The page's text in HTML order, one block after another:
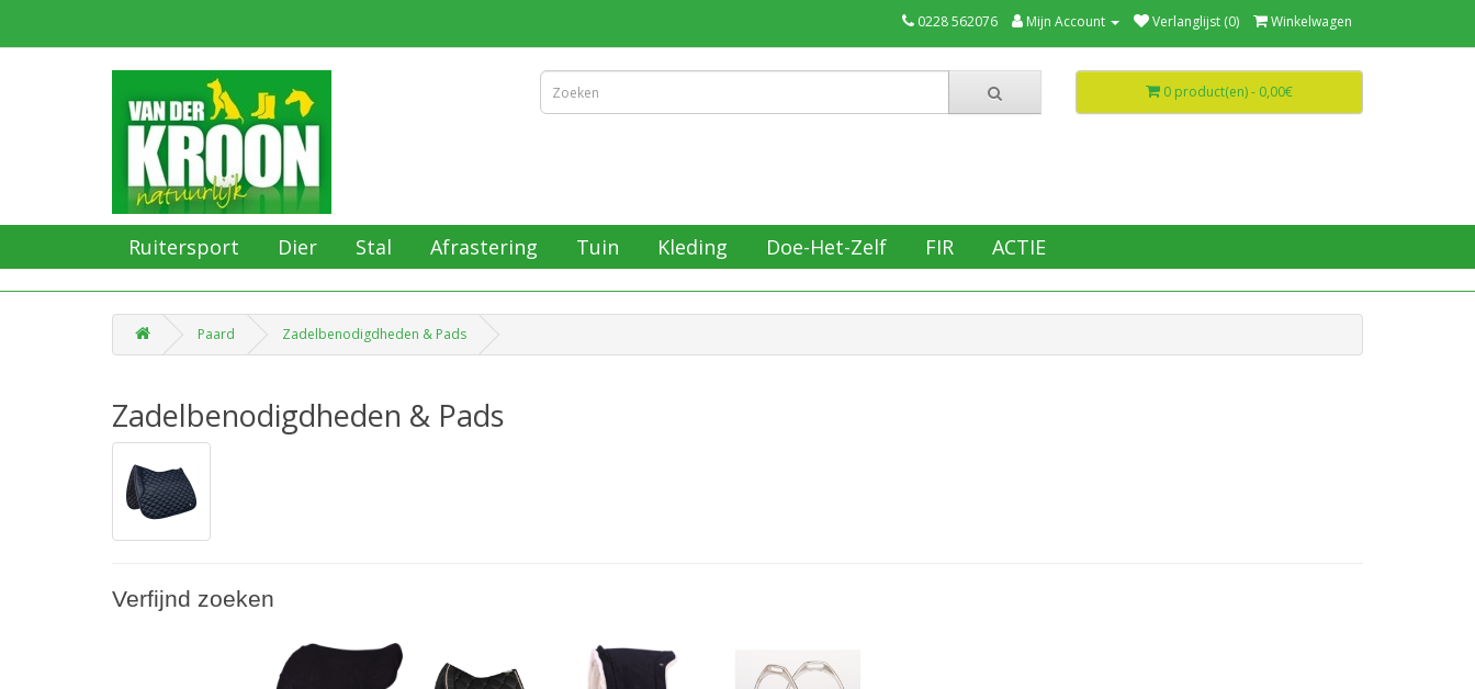
0228 562076 Mijn Account Verlanglijst (0) Winkelwagen
0 product(en) - 0,00€
Ruitersport Dier Stal Afrastering Tuin Kleding Doe-Het-Zelf FIR ACTIE
Paard Zadelbenodigdheden & Pads
Zadelbenodigdheden & Pads
Verfijnd zoeken